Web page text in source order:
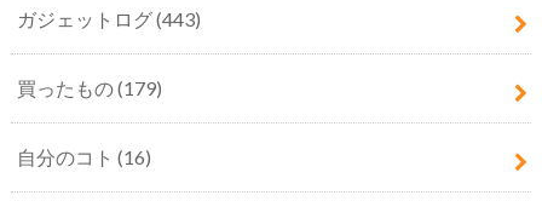
ガジェットログ(443)
買ったもの(179)
自分のコト (16)